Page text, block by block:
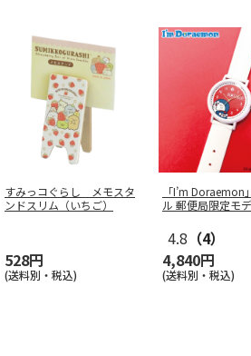
すみっコぐらし メモスタ
ンドスリム（いちご）
528円
(送料別・税込)
「I’m
ル 郵便局限定モ
4.8 （4）
4,840円
(送料別・税込)